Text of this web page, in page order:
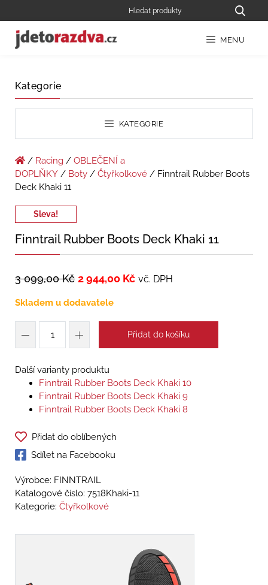
MENU
Kategorie
KATEGORIE
/ Racing / OBLEČENÍ a
DOPLŇKY / Boty / Čtyřkolkové / Finntrail Rubber Boots
Deck Khaki 11
Sleva!
Finntrail Rubber Boots Deck Khaki 11
3 099,00Kč 2 944,00 Kč vč. DPH
Skladem u dodavatele
Přidat do košíku
Další varianty produktu
Finntrail Rubber Boots Deck Khaki 10
Finntrail Rubber Boots Deck Khaki 9
Finntrail Rubber Boots Deck Khaki 8
Přidat do oblíbených
Sdílet na Facebooku
Výrobce: FINNTRAIL
Katalogové číslo: 7518Khaki-11
Kategorie: Čtyřkolkové